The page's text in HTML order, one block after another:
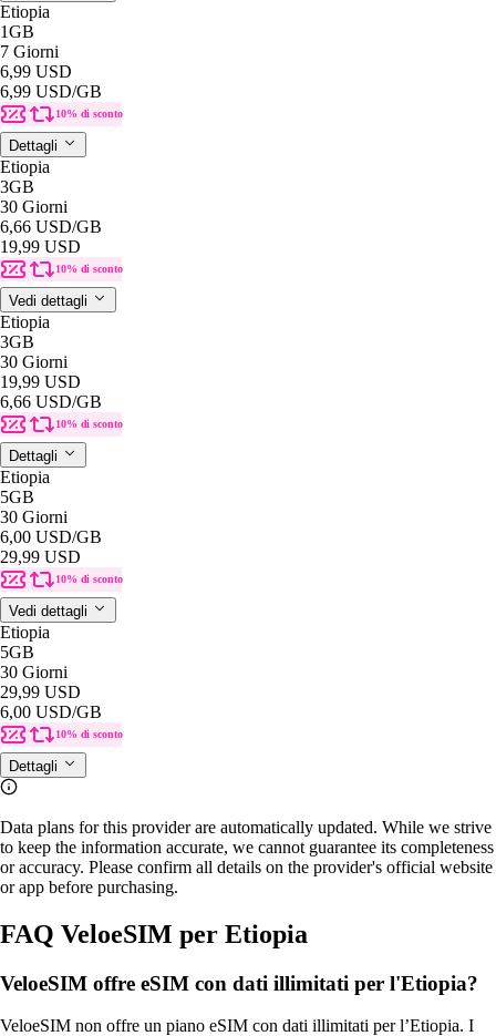
Etiopia
1GB
7 Giorni
6,99 USD
6,99 USD/GB
10% di sconto
Dettagli
Etiopia
3GB
30 Giorni
6,66 USD/GB
19,99 USD
10% di sconto
Vedi dettagli
Etiopia
3GB
30 Giorni
19,99 USD
6,66 USD/GB
10% di sconto
Dettagli
Etiopia
5GB
30 Giorni
6,00 USD/GB
29,99 USD
10% di sconto
Vedi dettagli
Etiopia
5GB
30 Giorni
29,99 USD
6,00 USD/GB
10% di sconto
Dettagli
Data plans for this provider are automatically updated. While we strive
to keep the information accurate, we cannot guarantee its completeness
or accuracy. Please confirm all details on the provider's official website
or app before purchasing.
FAQ VeloeSIM per Etiopia
VeloeSIM offre eSIM con dati illimitati per l'Etiopia?
VeloeSIM non offre un piano eSIM con dati illimitati per l’Etiopia. I